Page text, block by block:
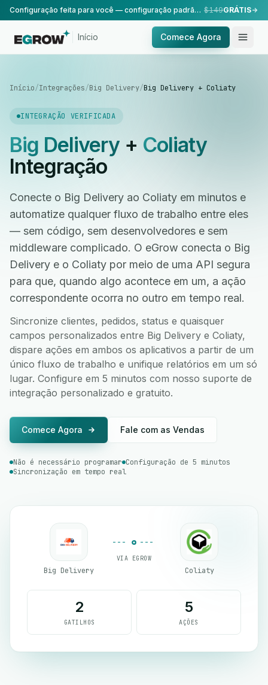
Configuração feita para você — configuração padrão, realizada pela nossa equipe. $149GRÁTIS
Início Comece Agora
Início/Integrações/Big Delivery/Big Delivery + Coliaty
INTEGRAÇÃO VERIFICADA
Big Delivery+ Coliaty
Integração
Conecte o Big Delivery ao Coliaty em minutos e
automatize qualquer fluxo de trabalho entre eles
— sem código, sem desenvolvedores e sem
middleware complicado. O eGrow conecta o Big
Delivery e o Coliaty por meio de uma API segura
para que, quando algo acontece em um, a ação
correspondente ocorra no outro em tempo real.
Sincronize clientes, pedidos, status e quaisquer
campos personalizados entre Big Delivery e Coliaty,
dispare ações em ambos os aplicativos a partir de um
único fluxo de trabalho e unifique relatórios em um só
lugar. Configure em 5 minutos com nosso suporte de
integração personalizado e gratuito.
Comece Agora Fale com as Vendas
Não é necessário programar Configuração de 5 minutos
Sincronização em tempo real
Big Delivery
VIA EGROW
Coliaty
2
GATILHOS
5
AÇÕES